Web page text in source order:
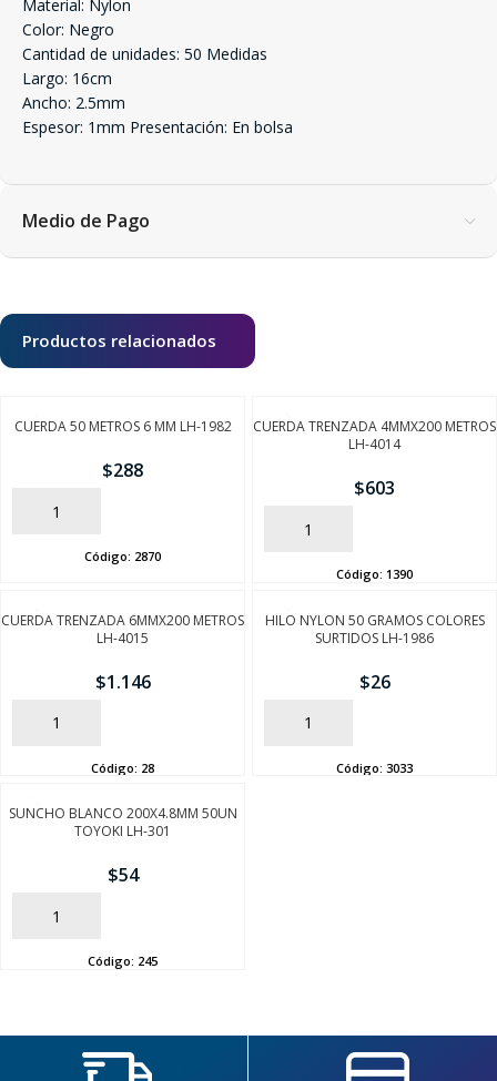
Material: Nylon
Color: Negro
Cantidad de unidades: 50 Medidas
Largo: 16cm
Ancho: 2.5mm
Espesor: 1mm Presentación: En bolsa
Medio de Pago
Productos relacionados
CUERDA 50 METROS 6 MM LH-1982
$288
AÑADIR
Código: 2870
CUERDA TRENZADA 4MMX200 METROS
LH-4014
$603
AÑADIR
Código: 1390
CUERDA TRENZADA 6MMX200 METROS
LH-4015
$1.146
AÑADIR
Código: 28
HILO NYLON 50 GRAMOS COLORES
SURTIDOS LH-1986
$26
AÑADIR
Código: 3033
SUNCHO BLANCO 200X4.8MM 50UN
TOYOKI LH-301
$54
AÑADIR
Código: 245